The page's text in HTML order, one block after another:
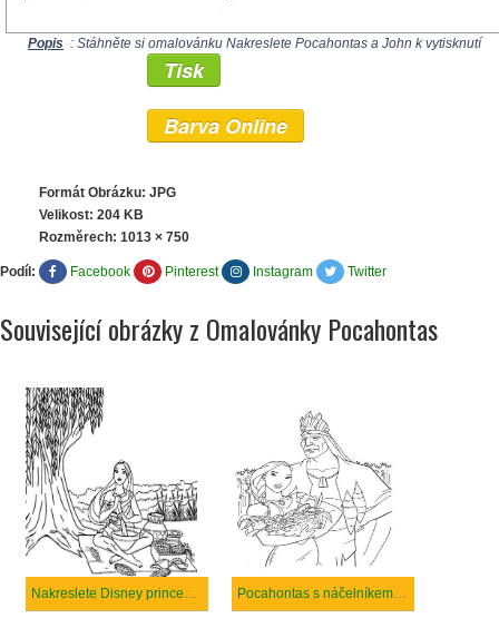
Popis : Stáhněte si omalovánku Nakreslete Pocahontas a John k vytisknutí
Tisk
Barva Online
Formát Obrázku: JPG
Velikost: 204 KB
Rozměrech: 1013 × 750
Podíl: Facebook Pinterest Instagram Twitter
Související obrázky z Omalovánky Pocahontas
Nakreslete Disney princeznu Pocahontas Pocahontas s náčelníkem Powhatanem